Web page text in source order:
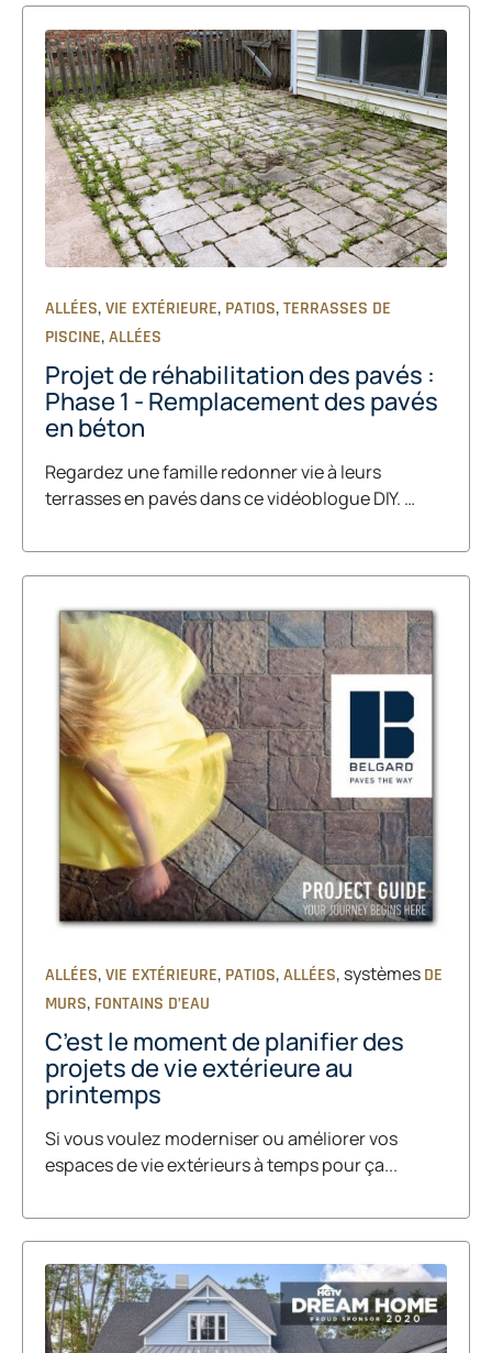
ALLÉES,VIE EXTÉRIEURE, PATIOS,TERRASSES DE
PISCINE,ALLÉES
Projet de réhabilitation des pavés :
Phase 1 - Remplacement des pavés
en béton
Regardez une famille redonner vie à leurs
terrasses en pavés dans ce vidéoblogue DIY. …
ALLÉES,VIE EXTÉRIEURE, PATIOS,ALLÉES, systèmesDE
MURS, FONTAINS D’EAU
C’est le moment de planifier des
projets de vie extérieure au
printemps
Si vous voulez moderniser ou améliorer vos
espaces de vie extérieurs à temps pour ça...